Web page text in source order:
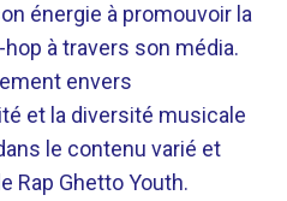
énergie à promouvoir la
à travers son média.
envers
et la diversité musicale
le contenu varié et
Rap Ghetto Youth.